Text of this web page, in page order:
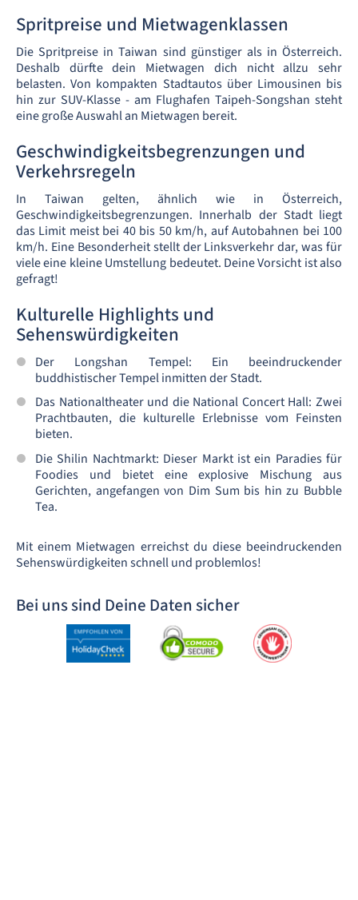
Spritpreise und Mietwagenklassen
Die Spritpreise in Taiwan sind günstiger als in Österreich.
Deshalb dürfte dein Mietwagen dich nicht allzu sehr
belasten. Von kompakten Stadtautos über Limousinen bis
hin zur SUV-Klasse - am Flughafen Taipeh-Songshan steht
eine große Auswahl an Mietwagen bereit.
Geschwindigkeitsbegrenzungen und
Verkehrsregeln
In Taiwan gelten, ähnlich wie in Österreich,
Geschwindigkeitsbegrenzungen. Innerhalb der Stadt liegt
das Limit meist bei 40 bis 50 km/h, auf Autobahnen bei 100
km/h. Eine Besonderheit stellt der Linksverkehr dar, was für
viele eine kleine Umstellung bedeutet. Deine Vorsicht ist also
gefragt!
Kulturelle Highlights und
Sehenswürdigkeiten
Der Longshan Tempel: Ein beeindruckender
buddhistischer Tempel inmitten der Stadt.
Das Nationaltheater und die National Concert Hall: Zwei
Prachtbauten, die kulturelle Erlebnisse vom Feinsten
bieten.
Die Shilin Nachtmarkt: Dieser Markt ist ein Paradies für
Foodies und bietet eine explosive Mischung aus
Gerichten, angefangen von Dim Sum bis hin zu Bubble
Tea.
Mit einem Mietwagen erreichst du diese beeindruckenden
Sehenswürdigkeiten schnell und problemlos!
Bei uns sind Deine Daten sicher